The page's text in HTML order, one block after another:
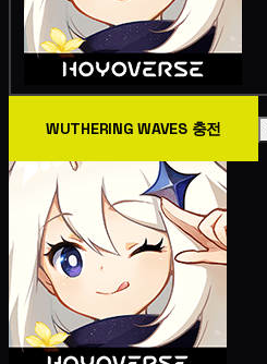
WUTHERING WAVES 충전